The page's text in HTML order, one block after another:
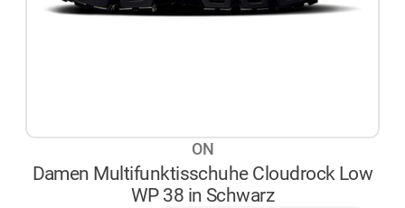
ON
Damen Multifunktisschuhe Cloudrock Low
WP 38 in Schwarz